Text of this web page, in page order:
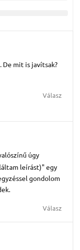
De mit is javítsak?
Válasz
úgy
leírást)" egy
gondolom
Válasz